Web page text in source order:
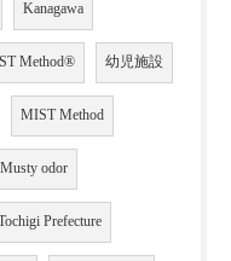
Kanagawa
Method® 幼児施設
MIST Method
Musty odor
Prefecture